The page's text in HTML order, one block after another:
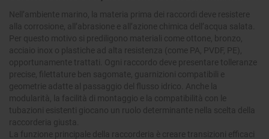
Nell’ambiente marino, la materia prima dei raccordi deve resistere
alla corrosione, all’abrasione e all’azione chimica dell’acqua salata.
Per questo motivo si prediligono materiali come ottone, bronzo,
acciaio inox o plastiche ad alta resistenza (come PA, PVDF, PE),
opportunamente trattati. Ogni raccordo deve presentare tolleranze
precise, filettature ben sagomate, guarnizioni compatibili e
geometrie adatte al passaggio del flusso idrico. Anche la
modularità, la facilità di montaggio e la compatibilità con le
tubazioni esistenti giocano un ruolo determinante nella scelta della
raccorderia giusta.
La funzione principale della raccorderia è creare transizioni efficaci